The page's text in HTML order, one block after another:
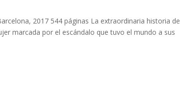
2017 544 páginas La extraordinaria historia de
marcada por el escándalo que tuvo el mundo a sus